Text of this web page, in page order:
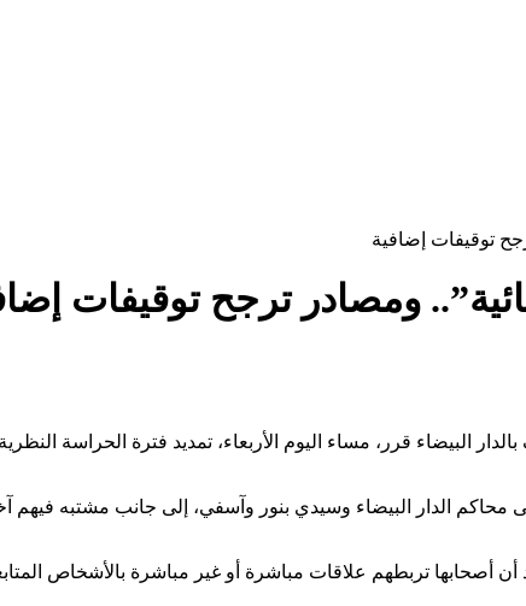
توقيفات إضافية
ومصادر ترجح توقيفات
البيضاء قرر، مساء اليوم الأربعاء، تمديد فترة الحراسة
الدار البيضاء وسيدي بنور وآسفي، إلى جانب مشتبه فيهم
تربطهم علاقات مباشرة أو غير مباشرة بالأشخاص